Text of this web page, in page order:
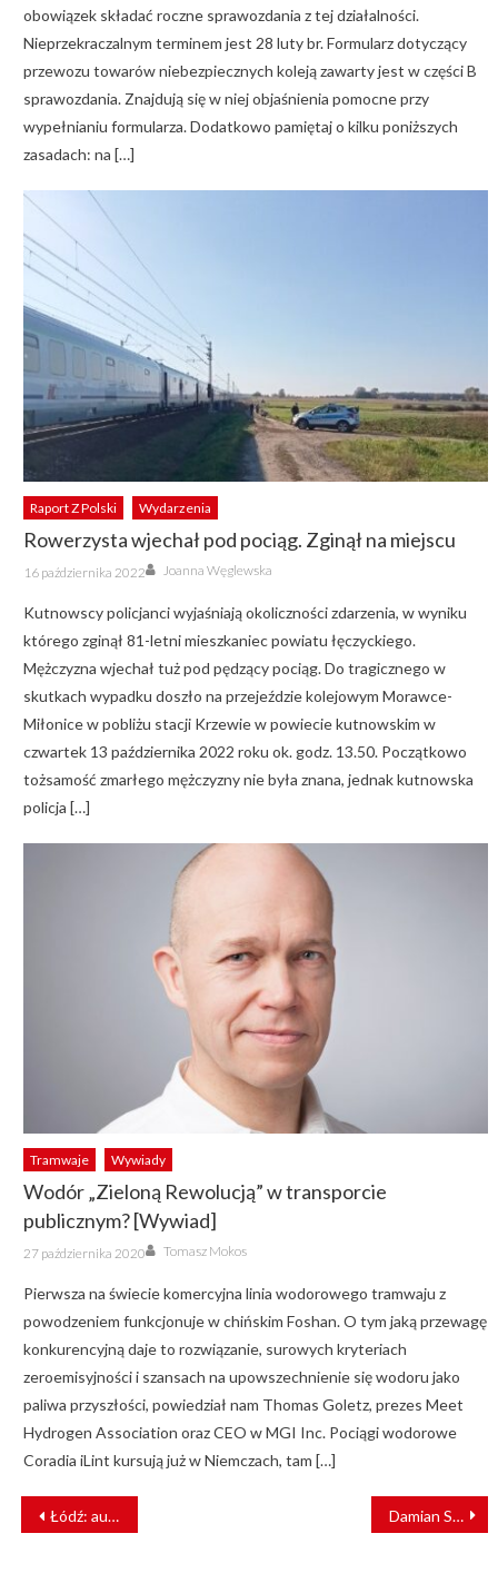
obowiązek składać roczne sprawozdania z tej działalności.
Nieprzekraczalnym terminem jest 28 luty br. Formularz dotyczący
przewozu towarów niebezpiecznych koleją zawarty jest w części B
sprawozdania. Znajdują się w niej objaśnienia pomocne przy
wypełnianiu formularza. Dodatkowo pamiętaj o kilku poniższych
zasadach: na […]
Raport Z Polski Wydarzenia
Rowerzysta wjechał pod pociąg. Zginął na miejscu
Posted
on
16 października 2022 Author
Joanna Węglewska
Kutnowscy policjanci wyjaśniają okoliczności zdarzenia, w wyniku
którego zginął 81-letni mieszkaniec powiatu łęczyckiego.
Mężczyzna wjechał tuż pod pędzący pociąg. Do tragicznego w
skutkach wypadku doszło na przejeździe kolejowym Morawce-
Miłonice w pobliżu stacji Krzewie w powiecie kutnowskim w
czwartek 13 października 2022 roku ok. godz. 13.50. Początkowo
tożsamość zmarłego mężczyzny nie była znana, jednak kutnowska
policja […]
Tramwaje Wywiady
Wodór „Zieloną Rewolucją” w transporcie
publicznym? [Wywiad]
Posted
on
27 października 2020 Author
Tomasz Mokos
Pierwsza na świecie komercyjna linia wodorowego tramwaju z
powodzeniem funkcjonuje w chińskim Foshan. O tym jaką przewagę
konkurencyjną daje to rozwiązanie, surowych kryteriach
zeroemisyjności i szansach na upowszechnienie się wodoru jako
paliwa przyszłości, powiedział nam Thomas Goletz, prezes Meet
Hydrogen Association oraz CEO w MGI Inc. Pociągi wodorowe
Coradia iLint kursują już w Niemczach, tam […]
NAWIGACJA
WPISU
Łódź: auto zderzyło się z tramwajem [ZDJĘCIA] Damian Stawikowski: Postawiliśmy na przyspieszenie obsługi [WYWIAD]